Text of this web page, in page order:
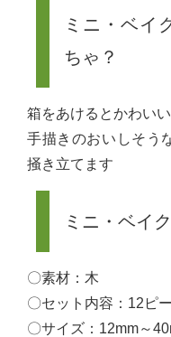
ミニ・ベイ
ちゃ？
箱をあけるとかわい
手描きのおいしそう
掻き立てます
ミニ・ベイ
〇素材：木
〇セット内容：12ピ
〇サイズ：12mm～